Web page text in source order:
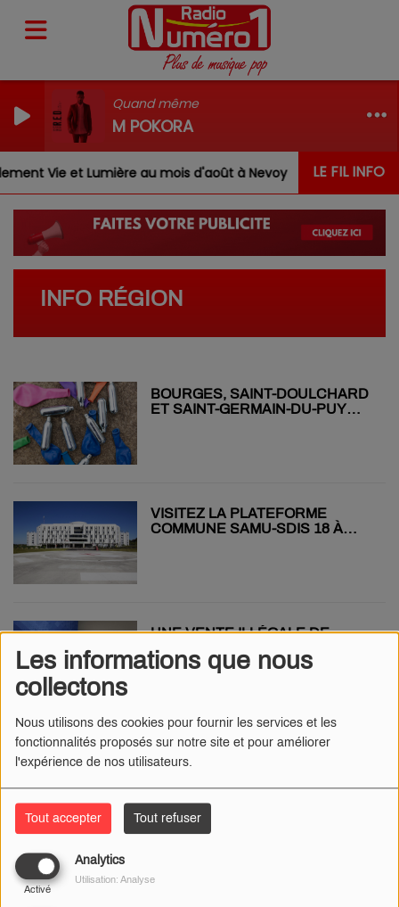
Les informations que nous
collectons
Nous utilisons des cookies pour fournir les services et les
fonctionnalités proposés sur notre site et pour améliorer
l'expérience de nos utilisateurs.
Tout accepter Tout refuser
Analytics
Activé
Utilisation: Analyse
Quand même
M POKORA
LE FIL INFO
Vie et Lumière au mois d'août à Nevoy Louis,
INFO RÉGION
BOURGES, SAINT-DOULCHARD
ET SAINT-GERMAIN-DU-PUY
VISITEZ LA PLATEFORME
COMMUNE SAMU-SDIS 18 À
UNE VENTE ILLÉGALE DE
CARAPACES DE TORTUE
STOPPÉE À GIEN
BELLEVILLE-SUR-LOIRE : ÇA
VOUS DIT DE VISITER LA
SIGNATURE ORGANISE UN «